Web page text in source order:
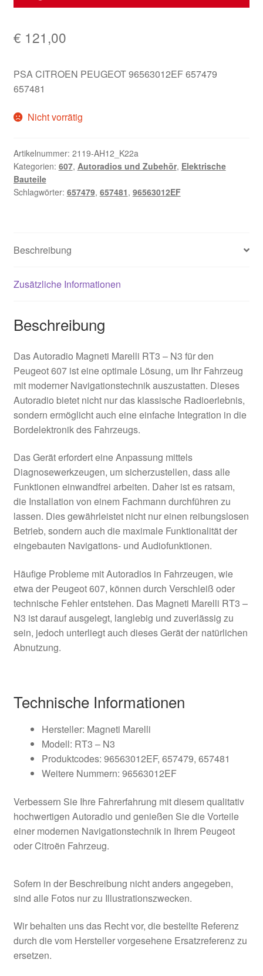
€ 121,00
PSA CITROEN PEUGEOT 96563012EF 657479
657481
Nicht vorrätig
Artikelnummer: 2119-AH12_K22a
Kategorien: 607, Autoradios und Zubehör, Elektrische
Bauteile
Schlagwörter: 657479, 657481, 96563012EF
Beschreibung
Zusätzliche Informationen
Beschreibung
Das Autoradio Magneti Marelli RT3 – N3 für den
Peugeot 607 ist eine optimale Lösung, um Ihr Fahrzeug
mit moderner Navigationstechnik auszustatten. Dieses
Autoradio bietet nicht nur das klassische Radioerlebnis,
sondern ermöglicht auch eine einfache Integration in die
Bordelektronik des Fahrzeugs.
Das Gerät erfordert eine Anpassung mittels
Diagnosewerkzeugen, um sicherzustellen, dass alle
Funktionen einwandfrei arbeiten. Daher ist es ratsam,
die Installation von einem Fachmann durchführen zu
lassen. Dies gewährleistet nicht nur einen reibungslosen
Betrieb, sondern auch die maximale Funktionalität der
eingebauten Navigations- und Audiofunktionen.
Häufige Probleme mit Autoradios in Fahrzeugen, wie
etwa der Peugeot 607, können durch Verschleiß oder
technische Fehler entstehen. Das Magneti Marelli RT3 –
N3 ist darauf ausgelegt, langlebig und zuverlässig zu
sein, jedoch unterliegt auch dieses Gerät der natürlichen
Abnutzung.
Technische Informationen
Hersteller: Magneti Marelli
Modell: RT3 – N3
Produktcodes: 96563012EF, 657479, 657481
Weitere Nummern: 96563012EF
Verbessern Sie Ihre Fahrerfahrung mit diesem qualitativ
hochwertigen Autoradio und genießen Sie die Vorteile
einer modernen Navigationstechnik in Ihrem Peugeot
oder Citroën Fahrzeug.
Sofern in der Beschreibung nicht anders angegeben,
sind alle Fotos nur zu Illustrationszwecken.
Wir behalten uns das Recht vor, die bestellte Referenz
durch die vom Hersteller vorgesehene Ersatzreferenz zu
ersetzen.